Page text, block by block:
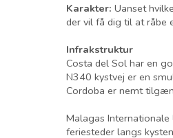
Karakter: Uanset
der vil få dig til at råbe
Infrakstruktur
Costa del Sol har en
N340 kystvej er en
Cordoba er nemt
Malagas
feriesteder langs